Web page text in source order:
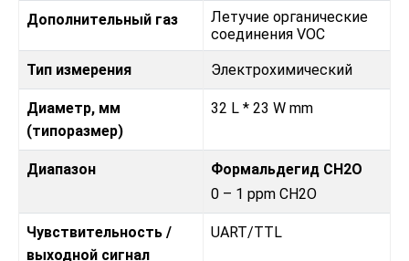
Дополнительный газ
Летучие органические
соединения VOC
Тип измерения Электрохимический
Диаметр, мм
(типоразмер)
32 L * 23 W mm
Диапазон
Формальдегид CH2O
0 – 1 ppm CH2O
Чувствительность /
выходной сигнал
UART/TTL